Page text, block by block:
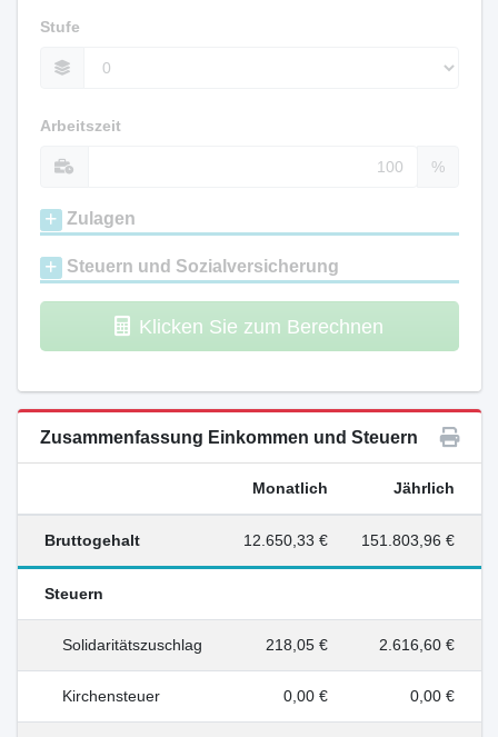
Stufe
Arbeitszeit
%
Zulagen
Steuern und Sozialversicherung
Klicken Sie zum Berechnen
Zusammenfassung Einkommen und Steuern
Monatlich Jährlich
Bruttogehalt 12.650,33 € 151.803,96 €
Steuern
Solidaritätszuschlag 218,05 € 2.616,60 €
Kirchensteuer 0,00 € 0,00 €